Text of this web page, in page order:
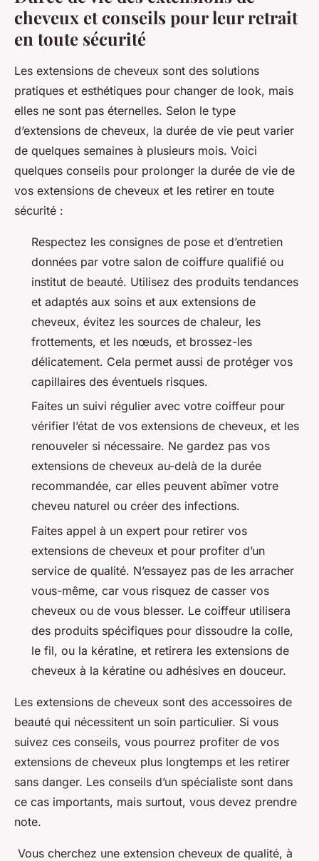
cheveux et conseils pour leur retrait
en toute sécurité
Les extensions de cheveux sont des solutions
pratiques et esthétiques pour changer de look, mais
elles ne sont pas éternelles. Selon le type
d’extensions de cheveux, la durée de vie peut varier
de quelques semaines à plusieurs mois. Voici
quelques conseils pour prolonger la durée de vie de
vos extensions de cheveux et les retirer en toute
sécurité :
Respectez les consignes de pose et d’entretien
données par votre salon de coiffure qualifié ou
institut de beauté. Utilisez des produits tendances
et adaptés aux soins et aux extensions de
cheveux, évitez les sources de chaleur, les
frottements, et les nœuds, et brossez-les
délicatement. Cela permet aussi de protéger vos
capillaires des éventuels risques.
Faites un suivi régulier avec votre coiffeur pour
vérifier l’état de vos extensions de cheveux, et les
renouveler si nécessaire. Ne gardez pas vos
extensions de cheveux au-delà de la durée
recommandée, car elles peuvent abîmer votre
cheveu naturel ou créer des infections.
Faites appel à un expert pour retirer vos
extensions de cheveux et pour profiter d’un
service de qualité. N’essayez pas de les arracher
vous-même, car vous risquez de casser vos
cheveux ou de vous blesser. Le coiffeur utilisera
des produits spécifiques pour dissoudre la colle,
le fil, ou la kératine, et retirera les extensions de
cheveux à la kératine ou adhésives en douceur.
Les extensions de cheveux sont des accessoires de
beauté qui nécessitent un soin particulier. Si vous
suivez ces conseils, vous pourrez profiter de vos
extensions de cheveux plus longtemps et les retirer
sans danger. Les conseils d’un spécialiste sont dans
ce cas importants, mais surtout, vous devez prendre
note.
Vous cherchez une extension cheveux de qualité, à